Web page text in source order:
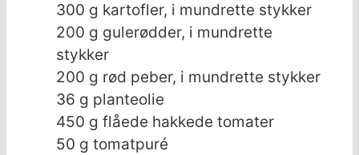
300 g kartofler, i mundrette stykker
200 g gulerødder, i mundrette
stykker
200 g rød peber, i mundrette stykker
36 g planteolie
450 g flåede hakkede tomater
50 g tomatpuré